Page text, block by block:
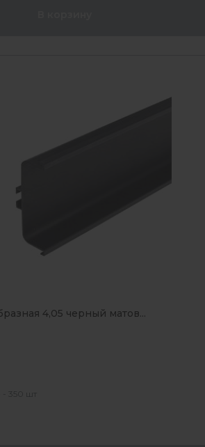
4,05 черный матов...
- 350 шт